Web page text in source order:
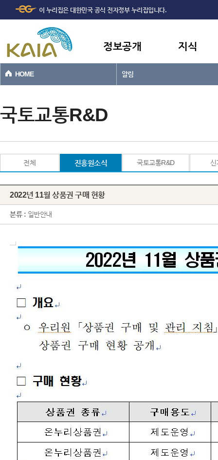
본문바로가기
이 누리집은 대한민국 공식 전자정부 누리집입니다.
정보공개 지식
HOME 알림
국토교통R&D
전체 진흥원소식 국토교통R&D 신
2022년 11월 상품권 구매 현황
분류 : 일반안내